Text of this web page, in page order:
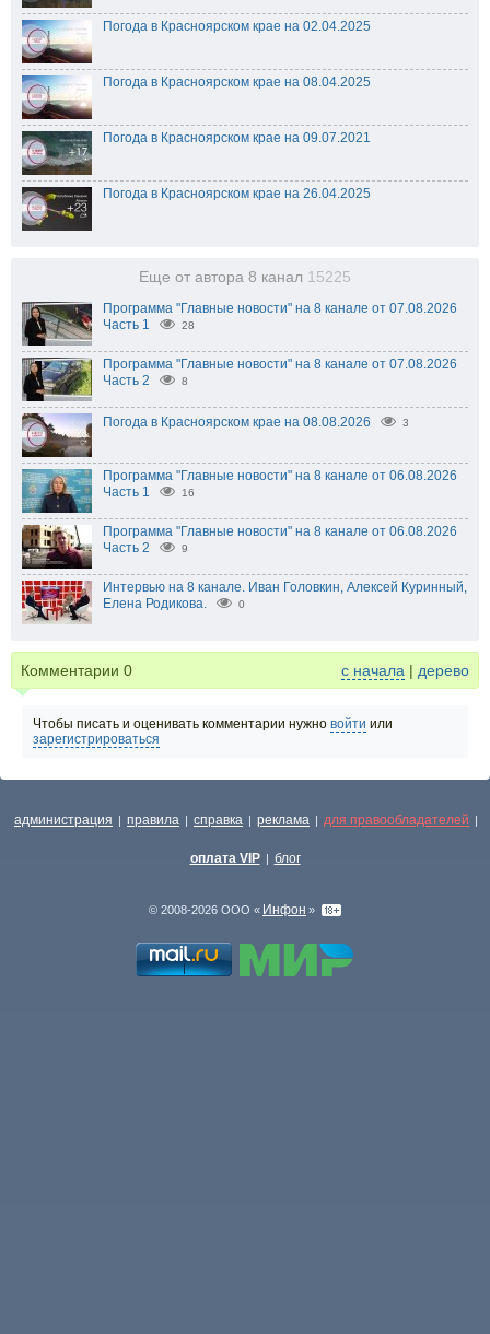
Погода в Красноярском крае на 02.04.2025
Погода в Красноярском крае на 08.04.2025
Погода в Красноярском крае на 09.07.2021
Погода в Красноярском крае на 26.04.2025
Еще от автора 8 канал 15225
Программа "Главные новости" на 8 канале от 07.08.2026
Часть 1
28
Программа "Главные новости" на 8 канале от 07.08.2026
Часть 2
8
Погода в Красноярском крае на 08.08.2026 3
Программа "Главные новости" на 8 канале от 06.08.2026
Часть 1
16
Программа "Главные новости" на 8 канале от 06.08.2026
Часть 2
9
Интервью на 8 канале. Иван Головкин, Алексей Куринный,
Елена Родикова.
0
Комментарии 0 с начала | дерево
Чтобы писать и оценивать комментарии нужно войти или
зарегистрироваться
администрация | правила | справка | реклама | для правообладателей |
оплата VIP | блог
© 2008-2026 ООО « Инфон »